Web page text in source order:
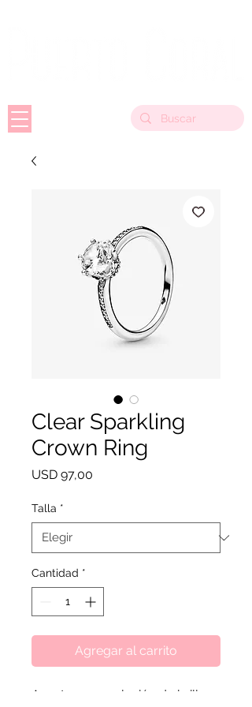
Clear Sparkling
Crown Ring
USD 97,00
Talla *
Cantidad *
Agregar al carrito
Aporta una explosión de brillo a